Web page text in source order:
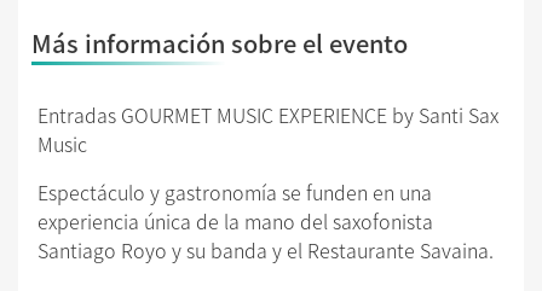
Más información sobre el evento
Entradas GOURMET MUSIC EXPERIENCE by Santi Sax
Music
Espectáculo y gastronomía se funden en una
experiencia única de la mano del saxofonista
Santiago Royo y su banda y el Restaurante Savaina.